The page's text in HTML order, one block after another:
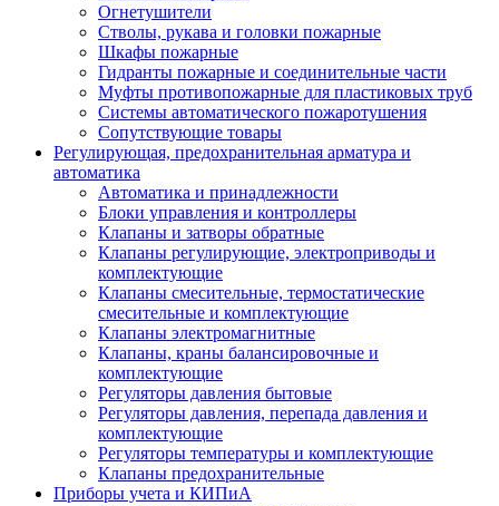
Огнетушители
Стволы, рукава и головки пожарные
Шкафы пожарные
Гидранты пожарные и соединительные части
Муфты противопожарные для пластиковых труб
Системы автоматического пожаротушения
Сопутствующие товары
Регулирующая, предохранительная арматура и
автоматика
Автоматика и принадлежности
Блоки управления и контроллеры
Клапаны и затворы обратные
Клапаны регулирующие, электроприводы и
комплектующие
Клапаны смесительные, термостатические
смесительные и комплектующие
Клапаны электромагнитные
Клапаны, краны балансировочные и
комплектующие
Регуляторы давления бытовые
Регуляторы давления, перепада давления и
комплектующие
Регуляторы температуры и комплектующие
Клапаны предохранительные
Приборы учета и КИПиА